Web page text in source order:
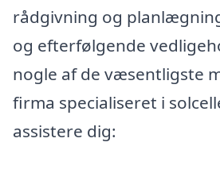
rådgivning og
og efterfølgende
nogle af de væsentligste
firma specialiseret i
assistere dig: